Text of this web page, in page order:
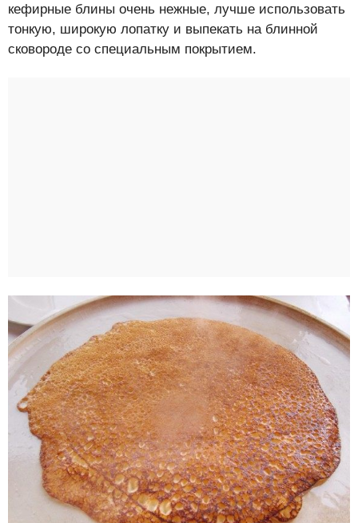
кефирные блины очень нежные, лучше использовать
тонкую, широкую лопатку и выпекать на блинной
сковороде со специальным покрытием.